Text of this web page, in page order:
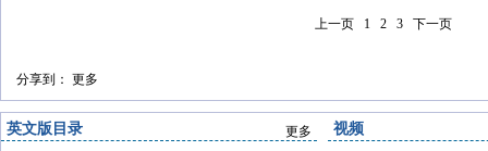
上一页 1 2 3 下一页
分享到： 更多
英文版目录 更多 视频